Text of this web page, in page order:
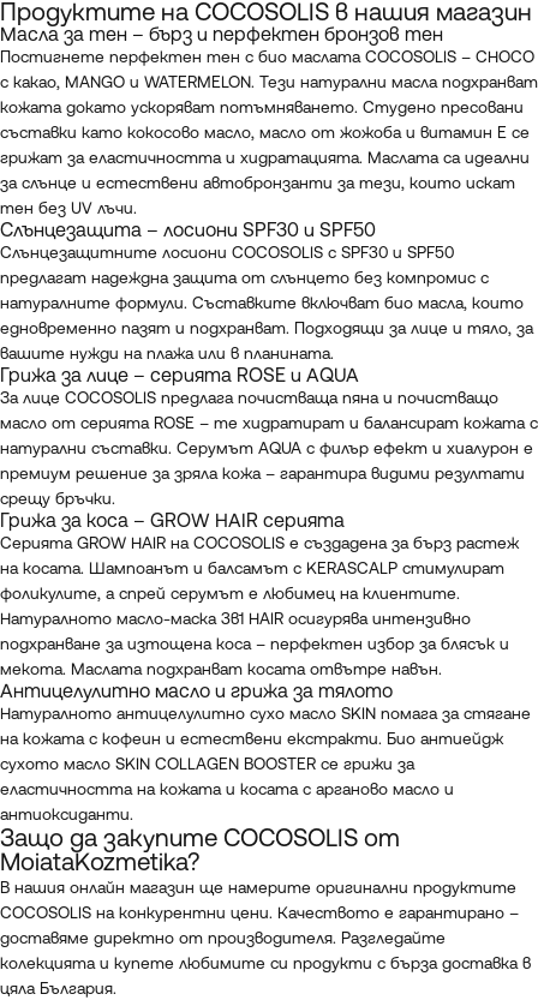
Продуктите на COCOSOLIS в нашия магазин
Масла за тен – бърз и перфектен бронзов тен
Постигнете перфектен тен с био маслата COCOSOLIS – CHOCO
с какао, MANGO и WATERMELON. Тези натурални масла подхранват
кожата докато ускоряват потъмняването. Студено пресовани
съставки като кокосово масло, масло от жожоба и витамин E се
грижат за еластичността и хидратацията. Маслата са идеални
за слънце и естествени автобронзанти за тези, които искат
тен без UV лъчи.
Слънцезащита – лосиони SPF30 и SPF50
Слънцезащитните лосиони COCOSOLIS с SPF30 и SPF50
предлагат надеждна защита от слънцето без компромис с
натуралните формули. Съставките включват био масла, които
едновременно пазят и подхранват. Подходящи за лице и тяло, за
вашите нужди на плажа или в планината.
Грижа за лице – серията ROSE и AQUA
За лице COCOSOLIS предлага почистваща пяна и почистващо
масло от серията ROSE – те хидратират и балансират кожата с
натурални съставки. Серумът AQUA с филър ефект и хиалурон е
премиум решение за зряла кожа – гарантира видими резултати
срещу бръчки.
Грижа за коса – GROW HAIR серията
Серията GROW HAIR на COCOSOLIS е създадена за бърз растеж
на косата. Шампоанът и балсамът с KERASCALP стимулират
фоликулите, а спрей серумът е любимец на клиентите.
Натуралното масло-маска 3в1 HAIR осигурява интензивно
подхранване за изтощена коса – перфектен избор за блясък и
мекота. Маслата подхранват косата отвътре навън.
Антицелулитно масло и грижа за тялото
Натуралното антицелулитно сухо масло SKIN помага за стягане
на кожата с кофеин и естествени екстракти. Био антиейдж
сухото масло SKIN COLLAGEN BOOSTER се грижи за
еластичността на кожата и косата с арганово масло и
антиоксиданти.
Защо да закупите COCOSOLIS от
MoiataKozmetika?
В нашия онлайн магазин ще намерите оригинални продуктите
COCOSOLIS на конкурентни цени. Качеството е гарантирано –
доставяме директно от производителя. Разгледайте
колекцията и купете любимите си продукти с бърза доставка в
цяла България.